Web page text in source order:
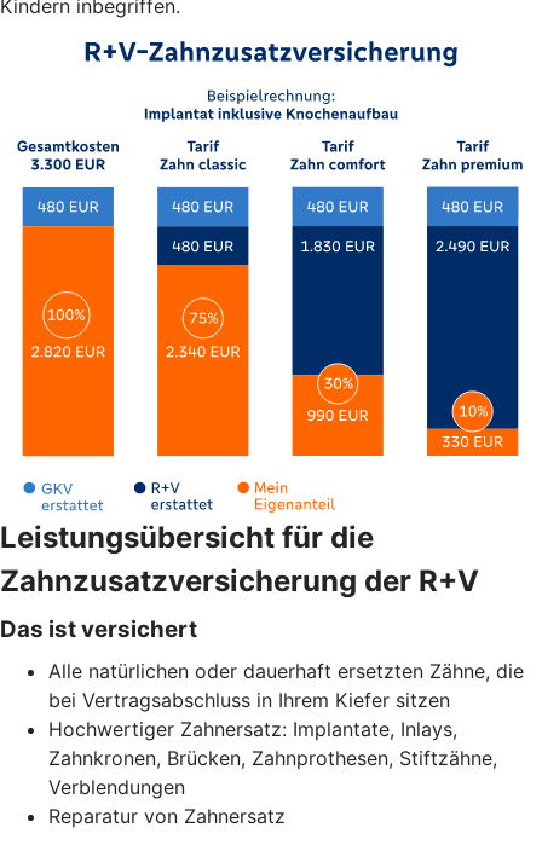
Kindern inbegriffen.
Leistungsübersicht für die
Zahnzusatzversicherung der R+V
Das ist versichert
Alle natürlichen oder dauerhaft ersetzten Zähne, die
bei Vertragsabschluss in Ihrem Kiefer sitzen
Hochwertiger Zahnersatz: Implantate, Inlays,
Zahnkronen, Brücken, Zahnprothesen, Stiftzähne,
Verblendungen
Reparatur von Zahnersatz